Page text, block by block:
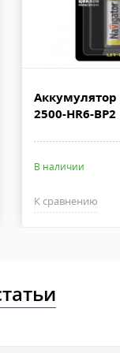
дня. Стоимость
или по ЭДО.
ПОЧТА РОССИИ
предоплаты,
Аккумулятор
2500-HR6-BP2
В наличии
К сравнению